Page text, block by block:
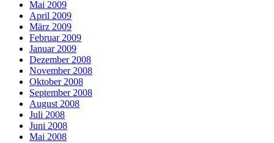
Mai 2009
April 2009
März 2009
Februar 2009
Januar 2009
Dezember 2008
November 2008
Oktober 2008
September 2008
August 2008
Juli 2008
Juni 2008
Mai 2008